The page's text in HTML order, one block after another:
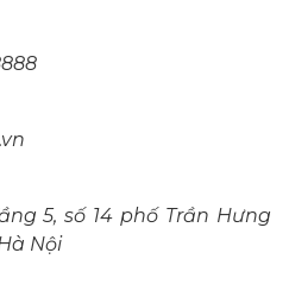
5, số 14 phố Trần Hưng
Nội